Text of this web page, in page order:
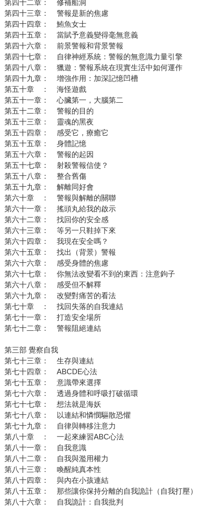
第四十二章： 修補船洞
第四十三章： 警報是新的焦慮
第四十四章： 鮪魚女士
第四十五章： 當賦予意義變得毫無意義
第四十六章： 前景警報和背景警報
第四十七章： 自律神經系統：警報的無意識力量引擎
第四十八章： 獵遊：警報系統在現實生活中如何運作
第四十九章： 增強作用：加深記憶凹槽
第五十章 ： 海怪遊戲
第五十一章： 心臟第一，大腦第二
第五十二章： 警報的目的
第五十三章： 靈魂的黑夜
第五十四章： 感受它，療癒它
第五十五章： 身體記憶
第五十六章： 警報的起因
第五十七章： 射殺警報信使？
第五十八章： 整合舊傷
第五十九章： 解離同好會
第六十章 ： 警報與解離的關聯
第六十一章： 搖頭丸給我的啟示
第六十二章： 找回你的安全感
第六十三章： 等另一只鞋掉下來
第六十四章： 我現在安全嗎？
第六十五章： 找出（背景）警報
第六十六章： 感受身體的焦慮
第六十七章： 你無法改變看不到的東西：注意鉤子
第六十八章： 感受但不解釋
第六十九章： 改變對痛苦的看法
第七十章 ： 找回失落的自我連結
第七十一章： 打造安全場所
第七十二章： 警報阻絕連結
第三部 覺察自我
第七十三章： 生存與連結
第七十四章： ABCDE心法
第七十五章： 意識帶來選擇
第七十六章： 透過身體和呼吸打破循環
第七十七章： 想法就是海妖
第七十八章： 以連結和憐憫驅散恐懼
第七十九章： 自律與轉移注意力
第八十章 ： 一起來練習ABC心法
第八十一章： 自我意識
第八十二章： 自我與濫用權力
第八十三章： 喚醒純真本性
第八十四章： 與內在小孩連結
第八十五章： 那些讓你保持分離的自我詭計（自我打壓）
第八十六章： 自我詭計：自我批判